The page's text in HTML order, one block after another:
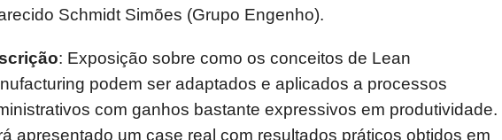
Schmidt Simões (Grupo Engenho).
: Exposição sobre como os conceitos de Lean
podem ser adaptados e aplicados a processos
com ganhos bastante expressivos em produtividade.
apresentado um case real com resultados práticos obtidos em